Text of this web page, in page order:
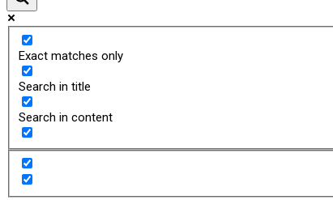
Exact matches only
Search in title
Search in content